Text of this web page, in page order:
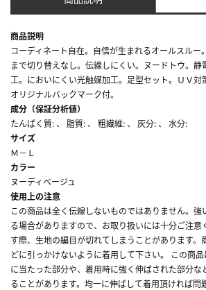
商品説明
コーディネート自在。自信が生まれるオールスルー
まで切り替えなし。伝線しにくい。ヌードトウ。静
工。においにくい光触媒加工。足型セット。ＵＶ対
オリジナルバックマーク付。
成分（保証分析値）
たんぱく質: 、 脂質: 、 粗繊維: 、 灰分: 、 水分:
サイズ
Ｍ－Ｌ
カラー
ヌーディベージュ
使用上の注意
この商品は全く伝線しないものではありません。
る場合がありますので、お取り扱いには十分ご注意
す際、生地の編目が切れてしまうことがあります。
どに引っかけないように着用して下さい。 この商
に当たった部分や、着用時に強く伸ばされた部分な
ることがあります。均一に伸ばして着用頂ければ問